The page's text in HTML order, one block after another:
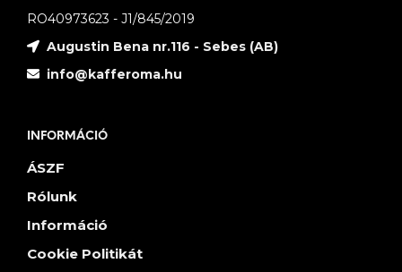
RO40973623 - J1/845/2019
Augustin Bena nr.116 - Sebes (AB)
info@kafferoma.hu
INFORMÁCIÓ
ÁSZF
Rólunk
Információ
Cookie Politikát